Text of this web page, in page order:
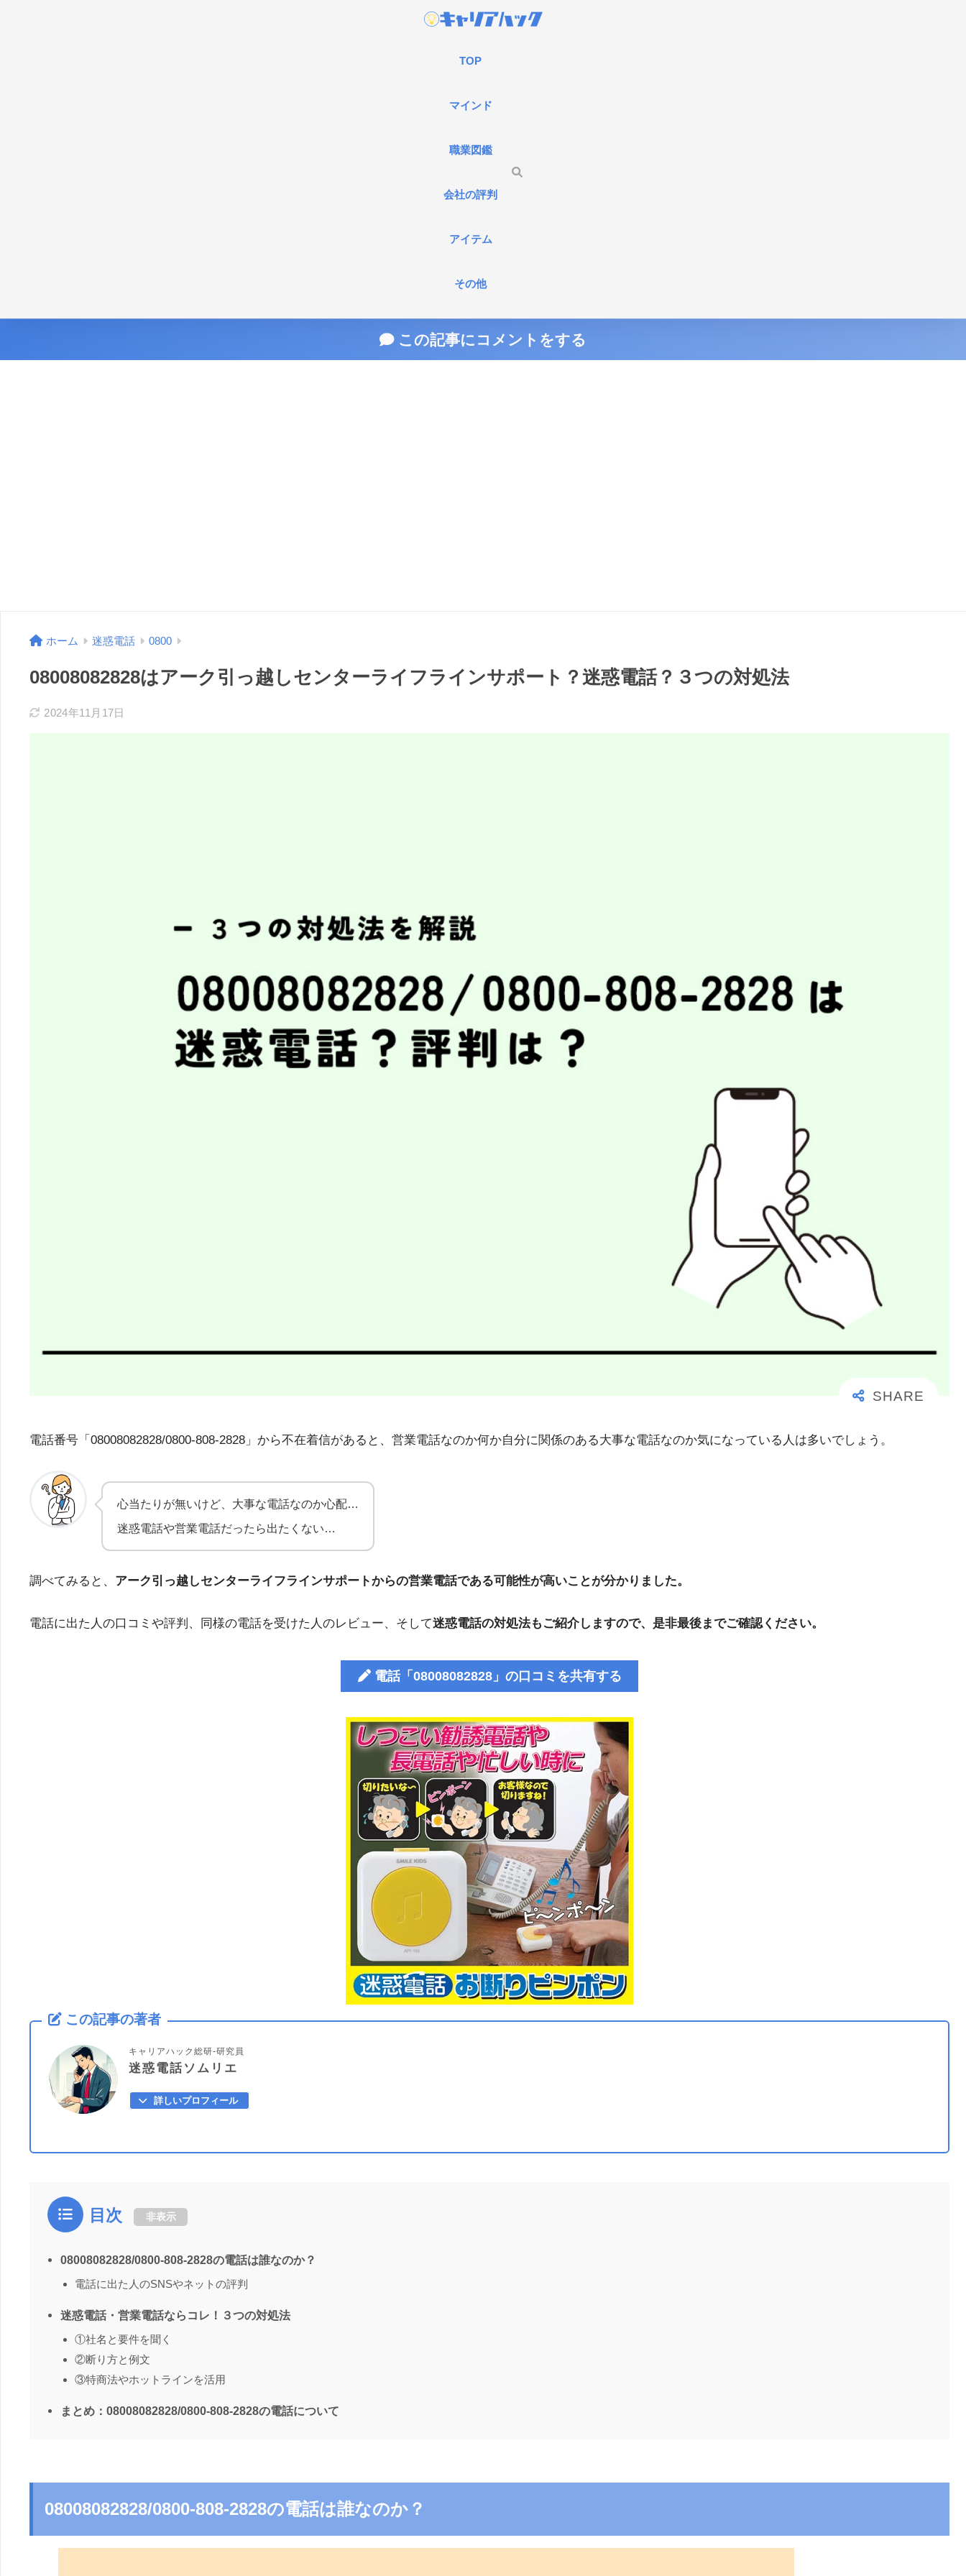
TOP
マインド
職業図鑑
会社の評判
アイテム
その他
この記事にコメントをする
ホーム 迷惑電話 0800
08008082828はアーク引っ越しセンターライフラインサポート？迷惑電話？３つの対処法
2024年11月17日
電話番号「08008082828/0800-808-2828」から不在着信があると、営業電話なのか何か自分に関係のある大事な電話なのか気になっている人は多いでしょう。
心当たりが無いけど、大事な電話なのか心配…
迷惑電話や営業電話だったら出たくない…
調べてみると、 アーク引っ越しセンターライフラインサポートからの営業電話である可能性が高いことが分かりました。
電話に出た人の口コミや評判、同様の電話を受けた人のレビュー、そして迷惑電話の対処法もご紹介しますので、是非最後までご確認ください。
電話「08008082828」の口コミを共有する
この記事の著者
キャリアハック総研-研究員
迷惑電話ソムリエ
詳しいプロフィール
目次 非表示
08008082828/0800-808-2828の電話は誰なのか？
電話に出た人のSNSやネットの評判
迷惑電話・営業電話ならコレ！３つの対処法
①社名と要件を聞く
②断り方と例文
③特商法やホットラインを活用
まとめ：08008082828/0800-808-2828の電話について
08008082828/0800-808-2828の電話は誰なのか？